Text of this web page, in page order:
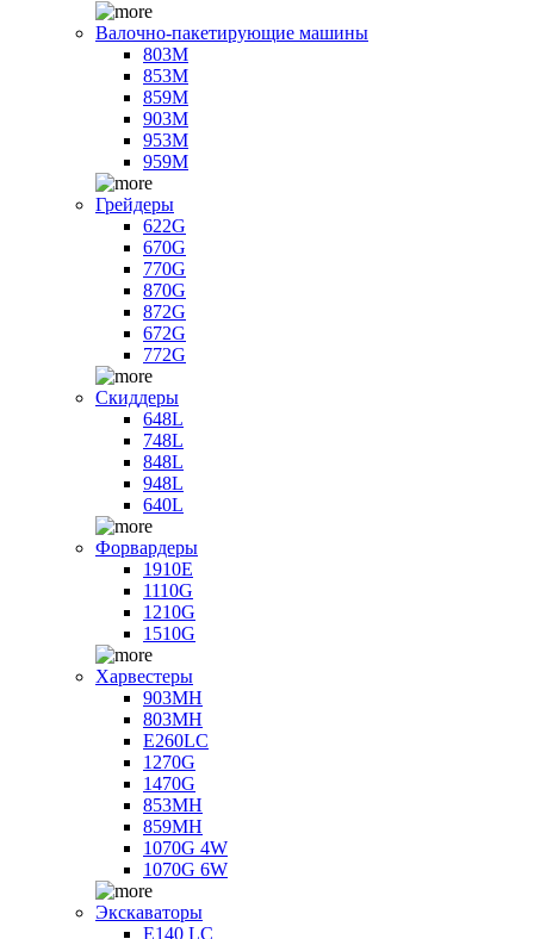
Валочно-пакетирующие машины
803M
853M
859M
903M
953M
959M
Грейдеры
622G
670G
770G
870G
872G
672G
772G
Скиддеры
648L
748L
848L
948L
640L
Форвардеры
1910E
1110G
1210G
1510G
Харвестеры
903MH
803MH
E260LC
1270G
1470G
853MH
859MH
1070G 4W
1070G 6W
Экскаваторы
E140 LC